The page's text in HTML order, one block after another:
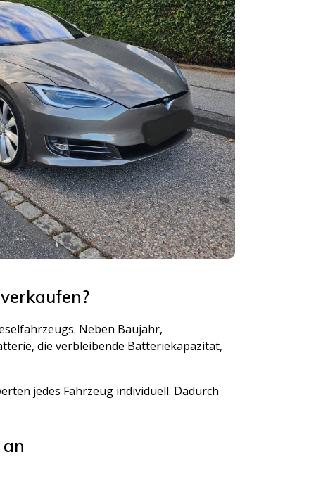
Neben Baujahr,
die verbleibende Batteriekapazität,
jedes Fahrzeug individuell. Dadurch